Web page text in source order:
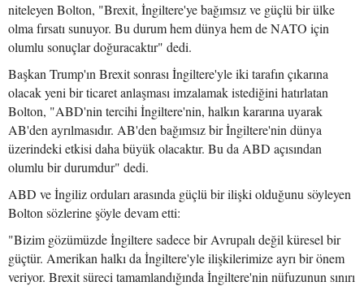
niteleyen Bolton, "Brexit, İngiltere'ye bağımsız ve güçlü bir ülke
olma fırsatı sunuyor. Bu durum hem dünya hem de NATO için
olumlu sonuçlar doğuracaktır" dedi.
Başkan Trump'ın Brexit sonrası İngiltere'yle iki tarafın çıkarına
olacak yeni bir ticaret anlaşması imzalamak istediğini hatırlatan
Bolton, "ABD'nin tercihi İngiltere'nin, halkın kararına uyarak
AB'den ayrılmasıdır. AB'den bağımsız bir İngiltere'nin dünya
üzerindeki etkisi daha büyük olacaktır. Bu da ABD açısından
olumlu bir durumdur" dedi.
ABD ve İngiliz orduları arasında güçlü bir ilişki olduğunu söyleyen
Bolton sözlerine şöyle devam etti:
"Bizim gözümüzde İngiltere sadece bir Avrupalı değil küresel bir
güçtür. Amerikan halkı da İngiltere'yle ilişkilerimize ayrı bir önem
veriyor. Brexit süreci tamamlandığında İngiltere'nin nüfuzunun sınırı